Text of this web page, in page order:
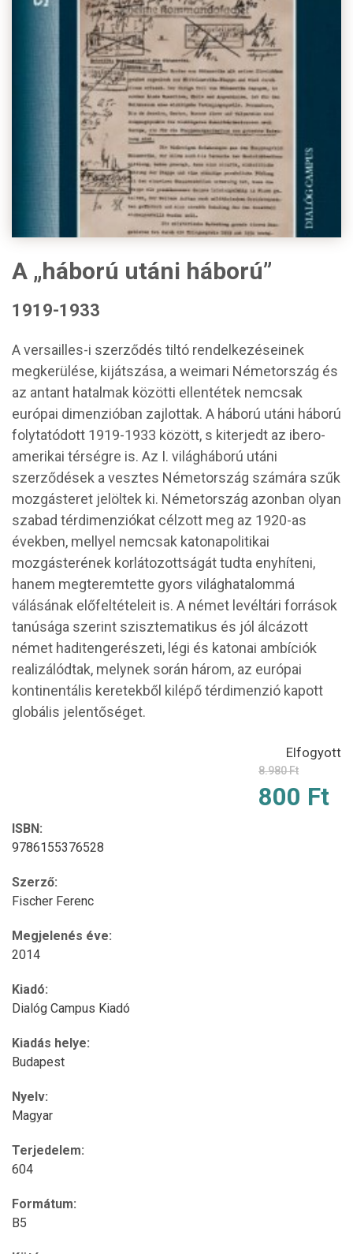
A „háború utáni háború”
8.980Ft
Original
800 Ft
Current
1919-1933
A versailles-i szerződés tiltó rendelkezéseinek
megkerülése, kijátszása, a weimari Németország és
az antant hatalmak közötti ellentétek nemcsak
európai dimenzióban zajlottak. A háború utáni háború
folytatódott 1919-1933 között, s kiterjedt az ibero-
amerikai térségre is. Az I. világháború utáni
szerződések a vesztes Németország számára szűk
mozgásteret jelöltek ki. Németország azonban olyan
szabad térdimenziókat célzott meg az 1920-as
években, mellyel nemcsak katonapolitikai
mozgásterének korlátozottságát tudta enyhíteni,
hanem megteremtette gyors világhatalommá
válásának előfeltételeit is. A német levéltári források
tanúsága szerint szisztematikus és jól álcázott
német haditengerészeti, légi és katonai ambíciók
realizálódtak, melynek során három, az európai
kontinentális keretekből kilépő térdimenzió kapott
globális jelentőséget.
Elfogyott
ISBN:
9786155376528
Szerző:
Fischer Ferenc
Megjelenés éve:
2014
Kiadó:
Dialóg Campus Kiadó
Kiadás helye:
Budapest
Nyelv:
Magyar
Terjedelem:
604
Formátum:
B5